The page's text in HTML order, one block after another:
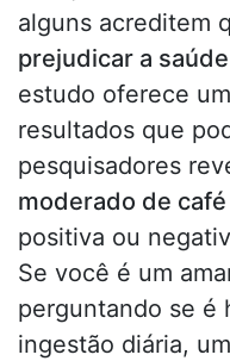
alguns acreditem
prejudicar a
estudo oferece
resultados que
pesquisadores
moderado de café
positiva ou
Se você é um
perguntando se é
ingestão diária,